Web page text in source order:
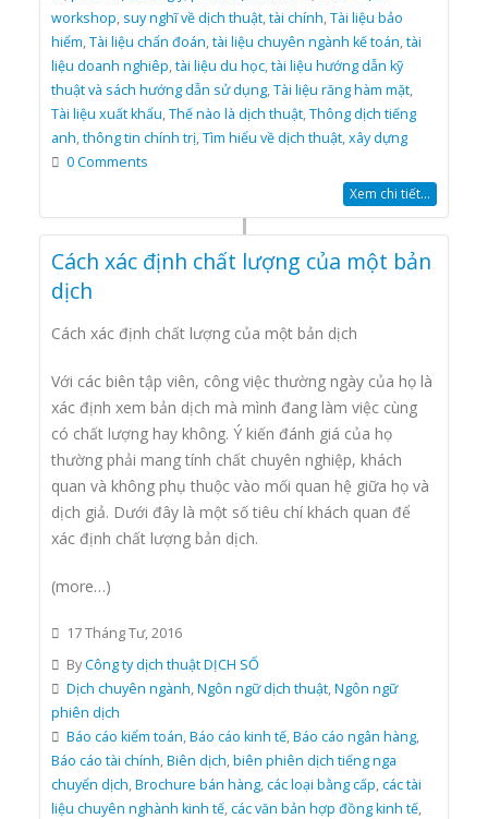
workshop, suy nghĩ về dịch thuật,tài chính,Tài liệu bảo
hiểm,Tài liệu chẩn đoán,tài liệu chuyên ngành kế toán,tài
liệu doanh nghiêp,tài liệu du học,tài liệu hướng dẫn kỹ
thuật và sách hướng dẫn sử dụng,Tài liệu răng hàm mặt,
Tài liệu xuất khẩu,Thế nào là dịch thuật,Thông dịch tiếng
anh,thông tin chính trị,Tìm hiểu về dịch thuật,xây dựng
0 Comments
Xem chi tiết...
Cách xác định chất lượng của một bản
dịch
Cách xác định chất lượng của một bản dịch
Với các biên tập viên, công việc thường ngày của họ là
xác định xem bản dịch mà mình đang làm việc cùng
có chất lượng hay không. Ý kiến đánh giá của họ
thường phải mang tính chất chuyên nghiệp, khách
quan và không phụ thuộc vào mối quan hệ giữa họ và
dịch giả. Dưới đây là một số tiêu chí khách quan để
xác định chất lượng bản dịch.
(more…)
17 Tháng Tư, 2016
ByCông ty dịch thuật DỊCH SỐ
Dịch chuyên ngành,Ngôn ngữ dịch thuật,Ngôn ngữ
phiên dịch
Báo cáo kiểm toán,Báo cáo kinh tế,Báo cáo ngân hàng,
Báo cáo tài chính,Biên dịch,biên phiên dịch tiếng nga
chuyển dịch,Brochure bán hàng,các loại bằng cấp,các tài
liệu chuyên nghành kinh tế,các văn bản hợp đồng kinh tế,